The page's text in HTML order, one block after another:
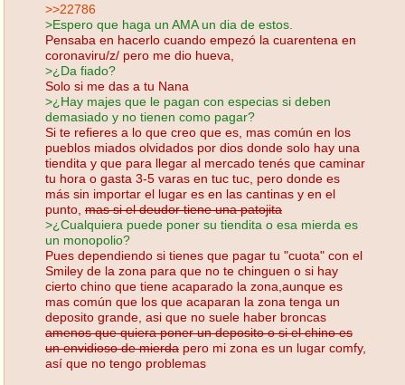
>>22786
>Espero que haga un AMA un dia de estos.
Pensaba en hacerlo cuando empezó la cuarentena en
coronaviru/z/ pero me dio hueva,
>¿Da fiado?
Solo si me das a tu Nana
>¿Hay majes que le pagan con especias si deben
demasiado y no tienen como pagar?
Si te refieres a lo que creo que es, mas común en los
pueblos miados olvidados por dios donde solo hay una
tiendita y que para llegar al mercado tenés que caminar
tu hora o gasta 3-5 varas en tuc tuc, pero donde es
más sin importar el lugar es en las cantinas y en el
punto, mas si el deudor tiene una patojita
>¿Cualquiera puede poner su tiendita o esa mierda es
un monopolio?
Pues dependiendo si tienes que pagar tu "cuota" con el
Smiley de la zona para que no te chinguen o si hay
cierto chino que tiene acaparado la zona,aunque es
mas común que los que acaparan la zona tenga un
deposito grande, asi que no suele haber broncas
amenos que quiera poner un deposito o si el chino es
un envidioso de mierda pero mi zona es un lugar comfy,
así que no tengo problemas